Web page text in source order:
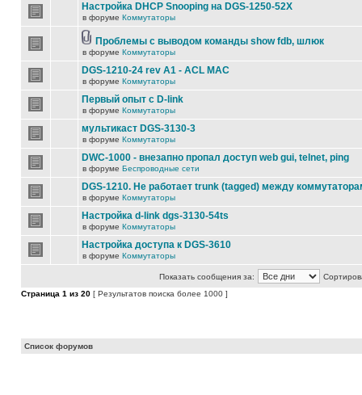
Настройка DHCP Snooping на DGS-1250-52X
в форуме Коммутаторы
Проблемы с выводом команды show fdb, шлюк
в форуме Коммутаторы
DGS-1210-24 rev A1 - ACL MAC
в форуме Коммутаторы
Первый опыт с D-link
в форуме Коммутаторы
мультикаст DGS-3130-3
в форуме Коммутаторы
DWC-1000 - внезапно пропал доступ web gui, telnet, ping
в форуме Беспроводные сети
DGS-1210. Не работает trunk (tagged) между
в форуме Коммутаторы
Настройка d-link dgs-3130-54ts
в форуме Коммутаторы
Настройка доступа к DGS-3610
в форуме Коммутаторы
Показать сообщения за:
Страница 1 из 20 [ Результатов поиска более 1000 ]
Список форумов